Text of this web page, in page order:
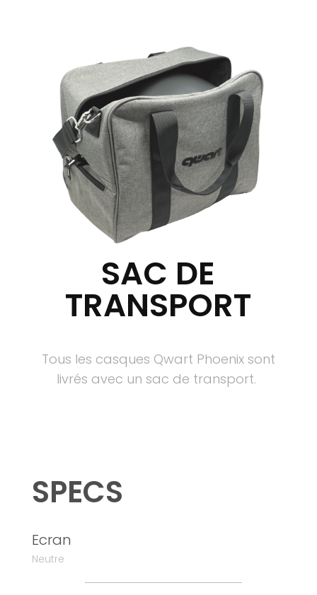
SAC DE
TRANSPORT
Tous les casques Qwart Phoenix sont
livrés avec un sac de transport.
SPECS
Ecran
Neutre